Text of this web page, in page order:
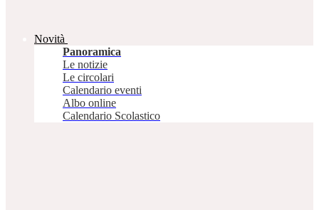
Novità
Panoramica
Le notizie
Le circolari
Calendario eventi
Albo online
Calendario Scolastico